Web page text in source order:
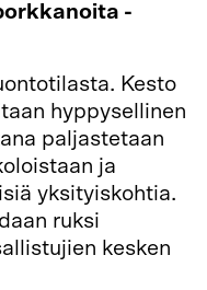
-
Kesto
hyppysellinen
paljastetaan
ja
yksityiskohtia.
ruksi
kesken